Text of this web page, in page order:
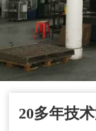
20多年技